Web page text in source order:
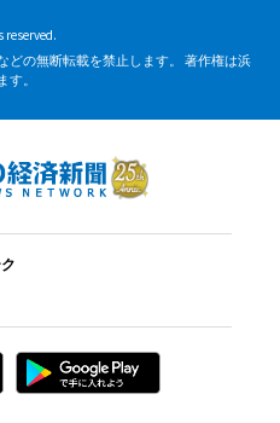
reserved.
どの無断転載を禁止します。 著作権は浜
。